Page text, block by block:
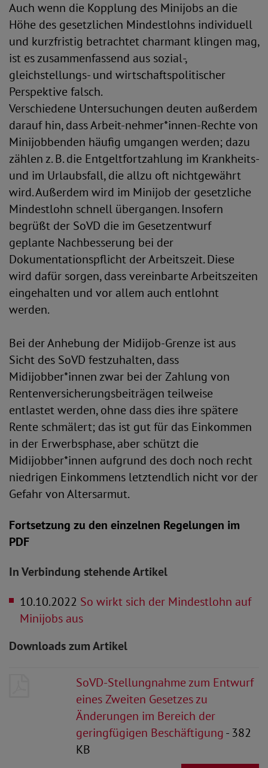
Auch wenn die Kopplung des Minijobs an die
Höhe des gesetzlichen Mindestlohns individuell
und kurzfristig betrachtet charmant klingen mag,
ist es zusammenfassend aus sozial-,
gleichstellungs- und wirtschaftspolitischer
Perspektive falsch.
Verschiedene Untersuchungen deuten außerdem
darauf hin, dass Arbeit-nehmer*innen-Rechte von
Minijobbenden häufig umgangen werden; dazu
zählen z. B. die Entgeltfortzahlung im Krankheits-
und im Urlaubsfall, die allzu oft nichtgewährt
wird. Außerdem wird im Minijob der gesetzliche
Mindestlohn schnell übergangen. Insofern
begrüßt der SoVD die im Gesetzentwurf
geplante Nachbesserung bei der
Dokumentationspflicht der Arbeitszeit. Diese
wird dafür sorgen, dass vereinbarte Arbeitszeiten
eingehalten und vor allem auch entlohnt
werden.
Bei der Anhebung der Midijob-Grenze ist aus
Sicht des SoVD festzuhalten, dass
Midijobber*innen zwar bei der Zahlung von
Rentenversicherungsbeiträgen teilweise
entlastet werden, ohne dass dies ihre spätere
Rente schmälert; das ist gut für das Einkommen
in der Erwerbsphase, aber schützt die
Midijobber*innen aufgrund des doch noch recht
niedrigen Einkommens letztendlich nicht vor der
Gefahr von Altersarmut.
Fortsetzung zu den einzelnen Regelungen im
PDF
In Verbindung stehende Artikel
10.10.2022 So wirkt sich der Mindestlohn auf
Minijobs aus
Downloads zum Artikel
SoVD-Stellungnahme zum Entwurf
eines Zweiten Gesetzes zu
Änderungen im Bereich der
geringfügigen Beschäftigung- 382
KB